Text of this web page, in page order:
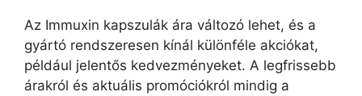
Az Immuxin kapszulák ára változó lehet, és a
gyártó rendszeresen kínál különféle akciókat,
például jelentős kedvezményeket. A legfrissebb
árakról és aktuális promóciókról mindig a